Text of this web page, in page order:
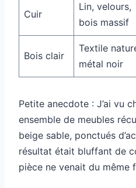
Cuir
Lin, velours,
bois massif
Bois clair
Textile
métal noir
Petite anecdote : J’ai vu
ensemble de meubles
beige sable, ponctués
résultat était bluffant de
pièce ne venait du même